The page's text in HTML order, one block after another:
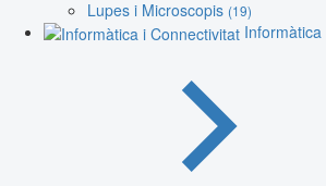
Lupes i Microscopis (19)